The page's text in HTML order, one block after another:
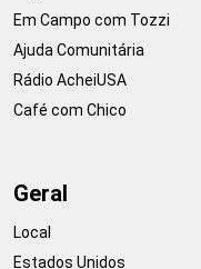
Em Campo com Tozzi
Ajuda Comunitária
Rádio AcheiUSA
Café com Chico
Geral
Local
Estados Unidos